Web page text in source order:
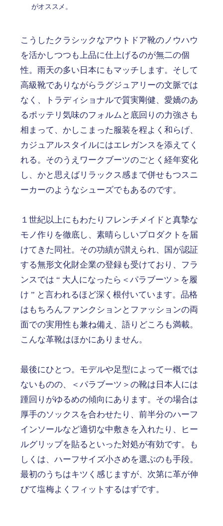
がオススメ。
こうしたクラシックなアウトドア靴のノウハウ
を活かしつつも上品に仕上げるのが無二の個
性。雨天の多い日本にもマッチします。そして
高級靴でありながらラグジュアリーの文脈では
なく、トラディショナルで質実剛健、愛嬌のあ
るポッテリ気味のフォルムと底回りの力強さも
相まって、かしこまった服装を程よく和らげ、
カジュアルスタイルにはエレガンスを添えてく
れる。そのうえワークブーツのごとく経年変化
し、かと思えばリラックス感まで併せもつスニ
ーカーのようなシューズでもあるのです。
１世紀以上にもわたりフレンチメイドと真摯な
モノ作りを徹底し、素晴らしいプロダクトを届
けてきた同社。その功績が讃えられ、国が認証
する無形文化財企業の登録も受けており、フラ
ンスでは “ 大人になったら＜パラブーツ＞を履
け ” と言われるほど深く根付いています。品格
はもちろんファンクションとファッションの両
面での実用性も兼ね備え、語りどころも満載。
こんな革靴はほかにありません。
最後にひとつ。モデルや足型によって一概では
ないものの、＜パラブーツ＞の靴は日本人には
踵回りがゆるめの傾向にあります。その場合は
厚手のソックスを合わせたり、前半分のハーフ
インソールなど適切な中敷きを入れたり、ヒー
ルグリップを貼るといった対処が有効です。も
しくは、ハーフサイズ小さめを選ぶのも手段。
最初のうちはキツく感じますが、次第に革が伸
びて塩梅よくフィットするはずです。